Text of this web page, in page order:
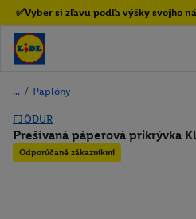
✅Vyber si zľavu podľa výšky svojho
/ Paplóny
FJÖDUR
Prešívaná páperová prikrývka
Odporúčané zákazníkmi